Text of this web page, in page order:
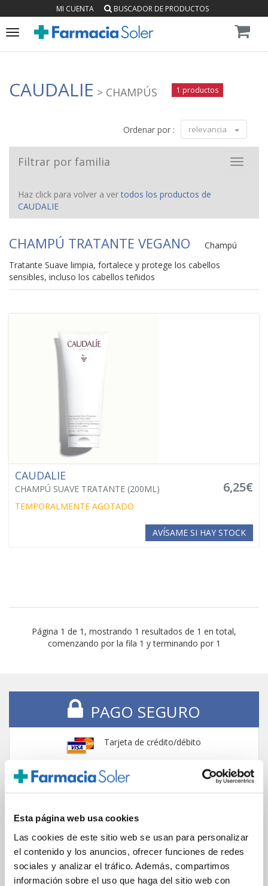
Esta página web usa cookies
Las cookies de este sitio web se usan para personalizar
el contenido y los anuncios, ofrecer funciones de redes
sociales y analizar el tráfico. Además, compartimos
información sobre el uso que haga del sitio web con
MI CUENTA BUSCADOR DE PRODUCTOS
Toggle
CAUDALIE > CHAMPÚS 1 productos
Ordenar por : relevancia
Toggle
Filtrar por familia
Haz click para volver a vertodos los productos de
CAUDALIE
CHAMPÚ TRATANTE VEGANO
Champú
Tratante Suave limpia, fortalece y protege los cabellos
sensibles, incluso los cabellos teñidos
CAUDALIE
CHAMPÚ SUAVE TRATANTE (200ML) 6,25€
TEMPORALMENTE AGOTADO
AVÍSAME SI HAY STOCK
Página 1 de 1, mostrando 1 resultados de 1 en total,
comenzando por la fila 1 y terminando por 1
PAGO SEGURO
Tarjeta de crédito/débito
Comunicaciones
cifradas